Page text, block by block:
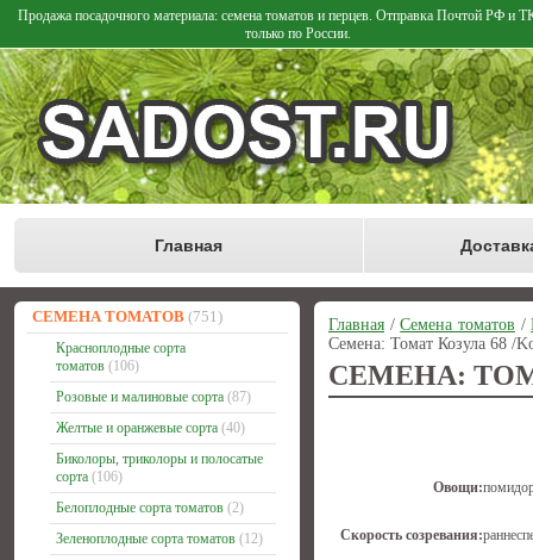
Продажа посадочного материала: семена томатов и перцев. Отправка Почтой РФ и
только по России.
Главная
СЕМЕНА ТОМАТОВ (751)
Красноплодные сорта
томатов (106)
Розовые и малиновые сорта (87)
Желтые и оранжевые сорта (40)
Биколоры, триколоры и полосатые
сорта (106)
Белоплодные сорта томатов (2)
Зеленоплодные сорта томатов (12)
Главная /Семена томатов /
Семена: Томат Козула 68 /
СЕМЕНА:
Овощи:
Скорость созревания: